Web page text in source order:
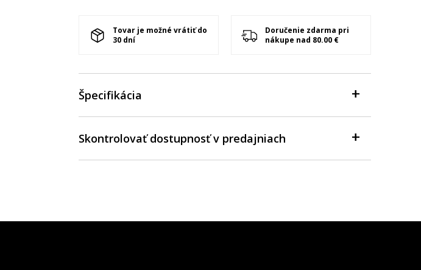
Tovar je možné vrátiť do
30 dní
Doručenie zdarma pri
nákupe nad 80.00 €
Špecifikácia
Skontrolovať dostupnosť v predajniach